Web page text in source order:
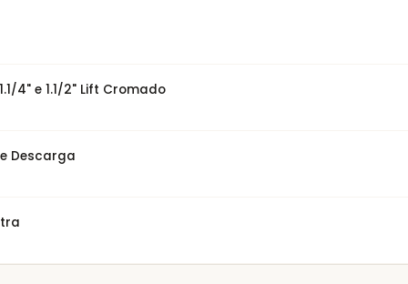
4" e 1.1/2" Lift Cromado
Descarga